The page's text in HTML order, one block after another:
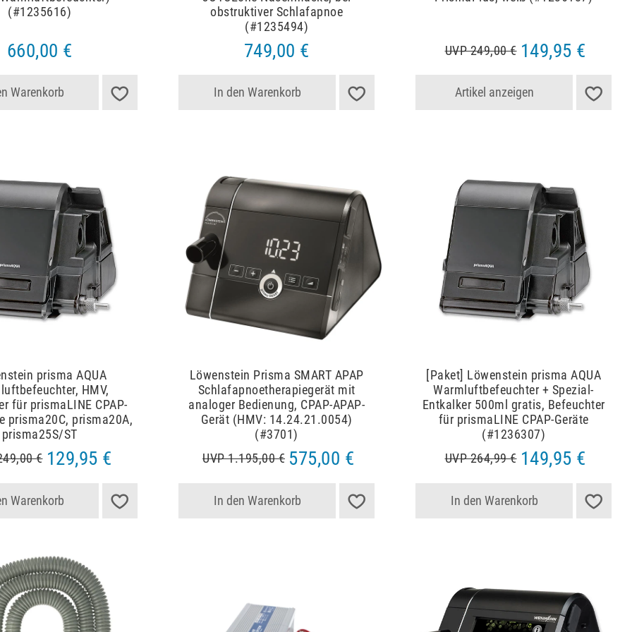
(#1235616)
660,00 €
Warenkorb
obstruktiver Schlafapnoe
(#1235494)
749,00 €
In den Warenkorb
UVP 249,00 € 149,95 €
Artikel anzeigen
prisma AQUA
HMV,
für prismaLINE CPAP-
prisma20C, prisma20A,
prisma25S/ST
€ 129,95 €
Warenkorb
Löwenstein Prisma SMART APAP
Schlafapnoetherapiegerät mit
analoger Bedienung, CPAP-APAP-
Gerät (HMV: 14.24.21.0054)
(#3701)
UVP 1.195,00 € 575,00 €
In den Warenkorb
[Paket] Löwenstein prisma AQUA
Warmluftbefeuchter + Spezial-
Entkalker 500ml gratis, Befeuchter
für prismaLINE CPAP-Geräte
(#1236307)
UVP 264,99 € 149,95 €
In den Warenkorb